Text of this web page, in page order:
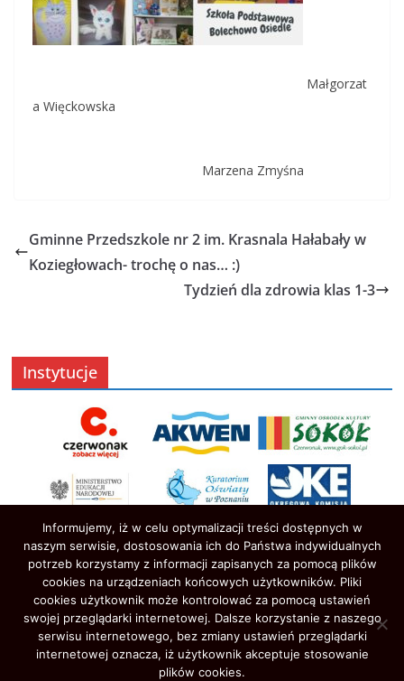
Małgorzat
a Więckowska
Marzena Zmyśna
Gminne Przedszkole nr 2 im. Krasnala Hałabały w
Koziegłowach- trochę o nas… :)
Tydzień dla zdrowia klas 1-3
Instytucje
Prawa autorskie © 2026 Oświata w Czerwonaku. Wszystkie
prawa zastrzeżone.
Informujemy, iż w celu optymalizacji treści dostępnych w
naszym serwisie, dostosowania ich do Państwa indywidualnych
potrzeb korzystamy z informacji zapisanych za pomocą plików
cookies na urządzeniach końcowych użytkowników. Pliki
cookies użytkownik może kontrolować za pomocą ustawień
swojej przeglądarki internetowej. Dalsze korzystanie z naszego
serwisu internetowego, bez zmiany ustawień przeglądarki
internetowej oznacza, iż użytkownik akceptuje stosowanie
plików cookies.